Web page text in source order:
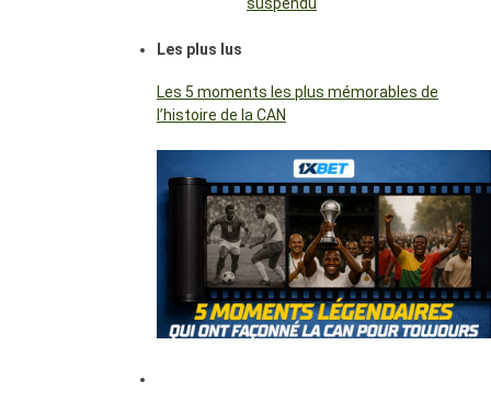
Les plus lus
Les 5 moments les plus mémorables de
l’histoire de la CAN